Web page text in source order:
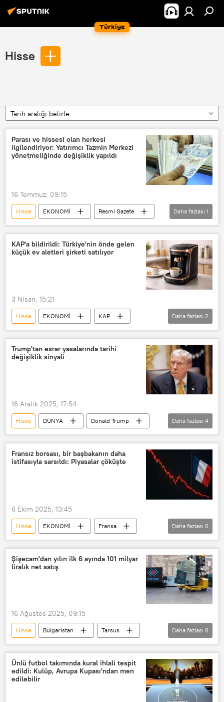
Türkiye
Hisse
Tarih aralığı belirle
Parası ve hissesi olan herkesi
ilgilendiriyor: Yatırımcı Tazmin Merkezi
yönetmeliğinde değişiklik yapıldı
16 Temmuz, 09:15
Hisse EKONOMİ
Resmi Gazete
Borsa
Daha fazlası 1
KAP'a bildirildi: Türkiye'nin önde gelen
küçük ev aletleri şirketi satılıyor
3 Nisan, 15:21
Hisse EKONOMİ
KAP
Satış
Arzum küçük ev aletleri
Daha fazlası 2
Trump'tan esrar yasalarında tarihi
değişiklik sinyali
16 Aralık 2025, 17:54
Hisse DÜNYA
Donald Trump
Esrar
Uyuşturucu
Kanun
Araştırma
Daha fazlası 4
Fransız borsası, bir başbakanın daha
istifasıyla sarsıldı: Piyasalar çöküşte
6 Ekim 2025, 13:45
Hisse EKONOMİ
Fransa
Sebastien Lecornu
başbakan
düşüş
Kriz
istifa
Borç
Daha fazlası 6
Şişecam'dan yılın ilk 6 ayında 101 milyar
liralık net satış
16 Ağustos 2025, 09:15
Hisse Bulgaristan
Tarsus
Şişecam
EKONOMİ
hisse senedi
Hisse senedi
Hissedar
hisseler
Borsa
Daha fazlası 8
Ünlü futbol takımında kural ihlali tespit
edildi: Kulüp, Avrupa Kupası'ndan men
edilebilir